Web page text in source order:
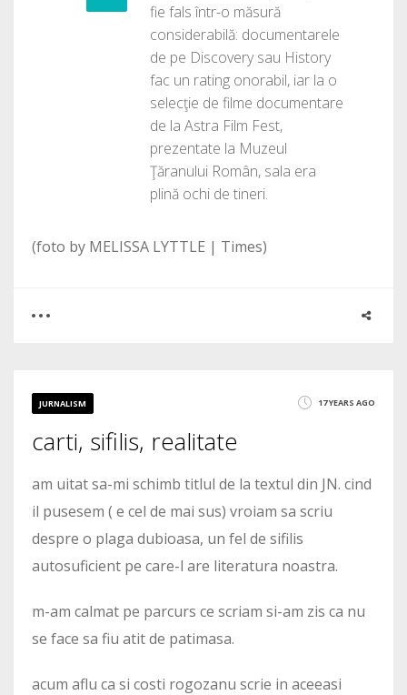
fie fals într-o măsură
considerabilă: documentarele
de pe Discovery sau History
fac un rating onorabil, iar la o
selecţie de filme documentare
de la Astra Film Fest,
prezentate la Muzeul
Ţăranului Român, sala era
plină ochi de tineri.
(foto by MELISSA LYTTLE | Times)
JURNALISM 17 YEARS AGO
carti, sifilis, realitate
am uitat sa-mi schimb titlul de la textul din JN. cind
il pusesem ( e cel de mai sus) vroiam sa scriu
despre o plaga dubioasa, un fel de sifilis
autosuficient pe care-l are literatura noastra.
m-am calmat pe parcurs ce scriam si-am zis ca nu
se face sa fiu atit de patimasa.
acum aflu ca si costi rogozanu scrie in aceeasi